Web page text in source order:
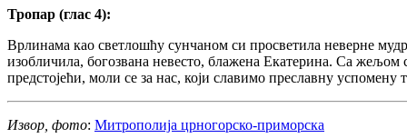
Тропар (глас 4):
Врлинама као светлошћу сунчаном си просветила неверне
изобличила, богозвана невесто, блажена Екатерина. Са
предстојећи, моли се за нас, који славимо преславну успомену
Извор, фото: Митрополија црногорско-приморска